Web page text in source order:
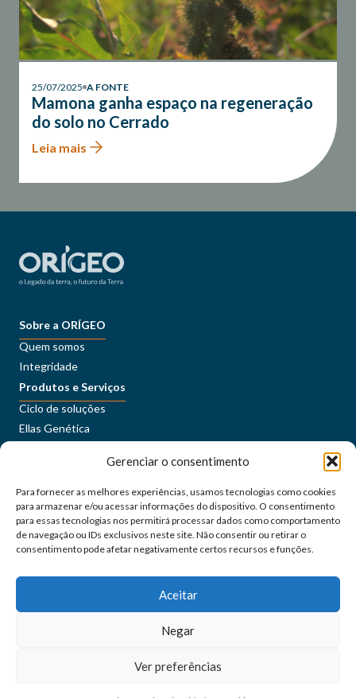
Gerenciar o consentimento
Para fornecer as melhores experiências, usamos tecnologias como cookies
para armazenar e/ou acessar informações do dispositivo. O consentimento
para essas tecnologias nos permitirá processar dados como comportamento
de navegação ou IDs exclusivos neste site. Não consentir ou retirar o
consentimento pode afetar negativamente certos recursos e funções.
Aceitar
Negar
Ver preferências
25/07/2025 A FONTE
Mamona ganha espaço na regeneração
do solo no Cerrado
Leia mais
Sobre a ORÍGEO
Quem somos
Integridade
Produtos e Serviços
Ciclo de soluções
Ellas Genética
Carreiras
ORÍGEO+
Portal do Cliente Fale Conosco
Siga as nossas redes sociais